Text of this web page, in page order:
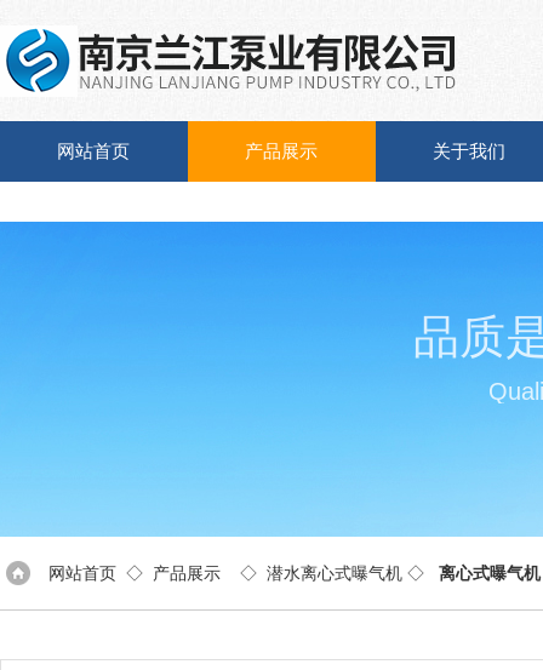
网站首页 产品展示 关于我们
品质
网站首页 ◇ 产品展示 ◇ 潜水离心式曝气机 ◇ 离心式曝气机